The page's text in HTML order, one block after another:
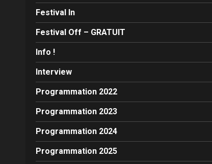
Festival In
Festival Off – GRATUIT
Info !
Interview
Programmation 2022
Programmation 2023
Programmation 2024
Programmation 2025